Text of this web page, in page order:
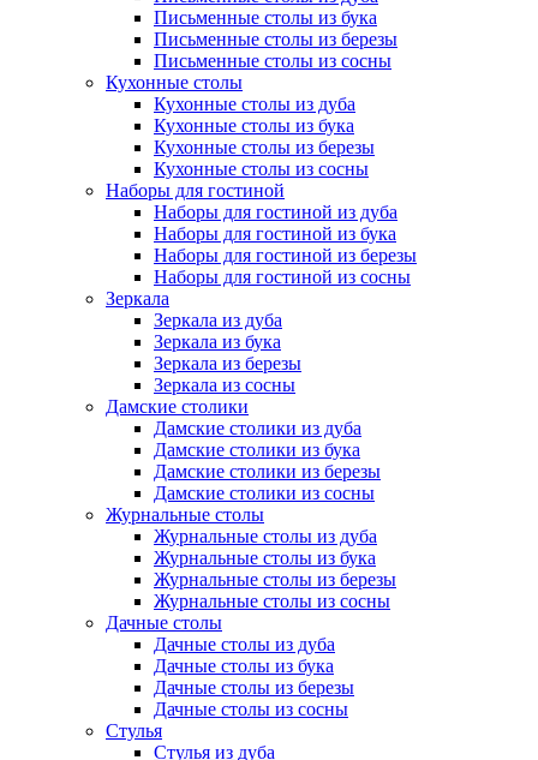
Письменные столы из бука
Письменные столы из березы
Письменные столы из сосны
Кухонные столы
Кухонные столы из дуба
Кухонные столы из бука
Кухонные столы из березы
Кухонные столы из сосны
Наборы для гостиной
Наборы для гостиной из дуба
Наборы для гостиной из бука
Наборы для гостиной из березы
Наборы для гостиной из сосны
Зеркала
Зеркала из дуба
Зеркала из бука
Зеркала из березы
Зеркала из сосны
Дамские столики
Дамские столики из дуба
Дамские столики из бука
Дамские столики из березы
Дамские столики из сосны
Журнальные столы
Журнальные столы из дуба
Журнальные столы из бука
Журнальные столы из березы
Журнальные столы из сосны
Дачные столы
Дачные столы из дуба
Дачные столы из бука
Дачные столы из березы
Дачные столы из сосны
Стулья
Стулья из дуба